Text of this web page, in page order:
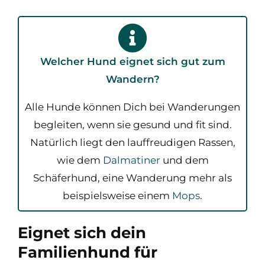
Welcher Hund eignet sich gut zum
Wandern?
Alle Hunde können Dich bei Wanderungen
begleiten, wenn sie gesund und fit sind.
Natürlich liegt den lauffreudigen Rassen,
wie dem Dalmatinerund dem
Schäferhund, eine Wanderung mehr als
beispielsweise einem Mops.
Eignet sich dein
Familienhund für